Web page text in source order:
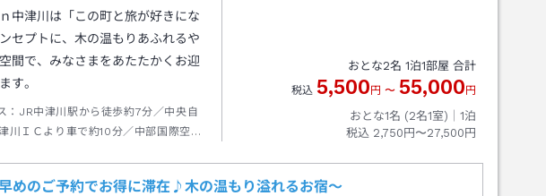
中津川は「この町と旅が好きにな
セプトに、木の温もりあふれるや
間で、みなさまをあたたかくお迎
す。
： JR中津川駅から徒歩約7分／中央自
川ＩＣより車で約10分／中部国際空港
おとな2名 1泊1部屋 合計
税込 5,500 円 〜 55,000 円
おとな1名 (2名1室)｜ 1泊
税込 2,750円〜27,500円
めのご予約でお得に滞在♪木の温もり溢れるお宿～